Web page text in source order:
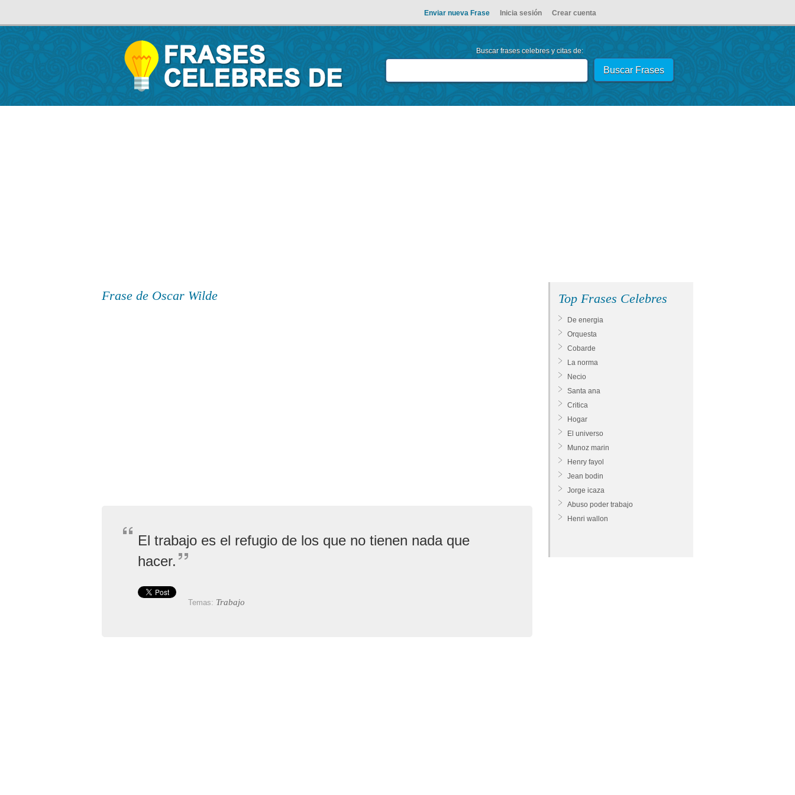
Enviar nueva Frase Inicia sesión Crear cuenta
Buscar frases celebres y citas de:
Frase de Oscar Wilde
El trabajo es el refugio de los que no tienen nada que
hacer.
Temas: Trabajo
Top Frases Celebres
De energia
Orquesta
Cobarde
La norma
Necio
Santa ana
Critica
Hogar
El universo
Munoz marin
Henry fayol
Jean bodin
Jorge icaza
Abuso poder trabajo
Henri wallon